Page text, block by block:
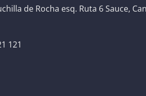
de Rocha esq. Ruta 6 Sauce,
121